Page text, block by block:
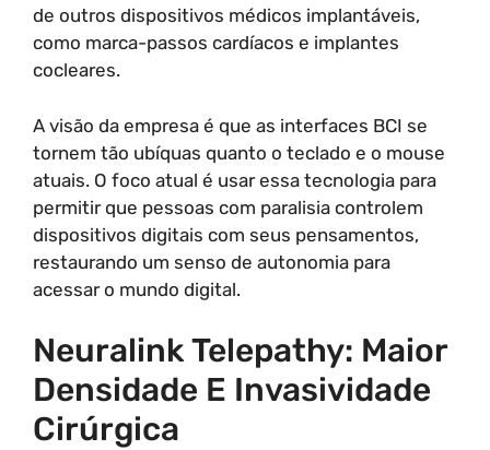
de outros dispositivos médicos implantáveis,
como marca-passos cardíacos e implantes
cocleares.
A visão da empresa é que as interfaces BCI se
tornem tão ubíquas quanto o teclado e o mouse
atuais. O foco atual é usar essa tecnologia para
permitir que pessoas com paralisia controlem
dispositivos digitais com seus pensamentos,
restaurando um senso de autonomia para
acessar o mundo digital.
Neuralink Telepathy: Maior
Densidade E Invasividade
Cirúrgica